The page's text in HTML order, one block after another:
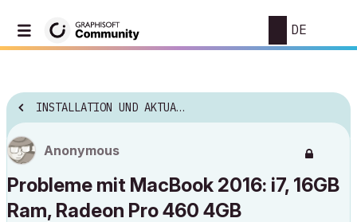
DE
INSTALLATION UND AKTUALISIERUNG
Anonymous
Probleme mit MacBook 2016: i7, 16GB
Ram, Radeon Pro 460 4GB